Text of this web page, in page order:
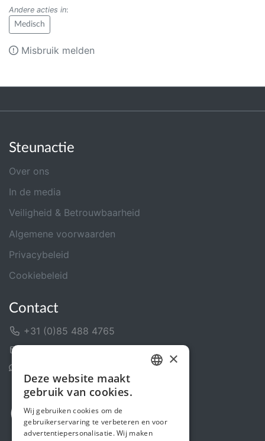
Andere acties in:
Medisch
Misbruik melden
Steunactie
Over ons
In de media
Veiligheid & Betrouwbaarheid
Algemene voorwaarden
Privacybeleid
Cookiebeleid
Contact
+31 (0)85 488 4765
ENGLISH
×
Deze website maakt
gebruik van cookies.
Wij gebruiken cookies om de
gebruikerservaring te verbeteren en voor
advertentiepersonalisatie. Wij maken